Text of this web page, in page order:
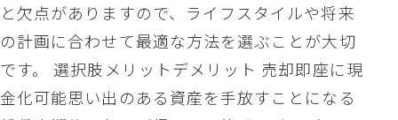
と欠点がありますので、ライフスタイルや将来
の計画に合わせて最適な方法を選ぶことが大切
です。 選択肢メリットデメリット 売却即座に現
金化可能思い出のある資産を手放すことになる